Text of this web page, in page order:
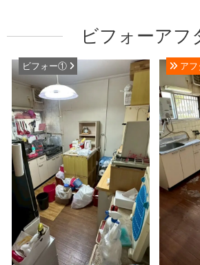
ビフォーアフ
ビフォー① ア